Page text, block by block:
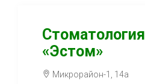
Стоматология
«Эстом»
Микрорайон-1, 14а